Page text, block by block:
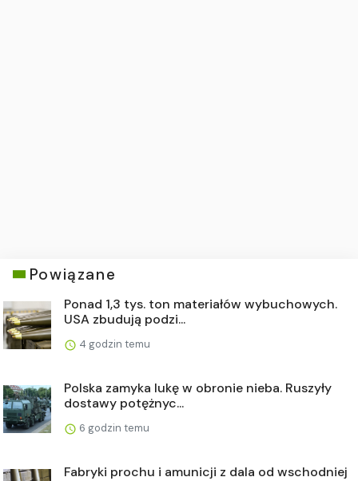
Powiązane
Ponad 1,3 tys. ton materiałów wybuchowych.
USA zbudują podzi...
4 godzin temu
Polska zamyka lukę w obronie nieba. Ruszyły
dostawy potężnyc...
6 godzin temu
Fabryki prochu i amunicji z dala od wschodniej